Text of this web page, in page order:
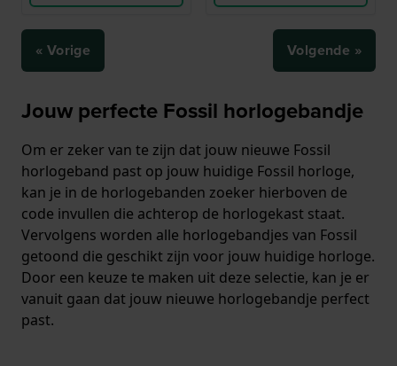
« Vorige Volgende »
Jouw perfecte Fossil horlogebandje
Om er zeker van te zijn dat jouw nieuwe Fossil
horlogeband past op jouw huidige Fossil horloge,
kan je in de horlogebanden zoeker hierboven de
code invullen die achterop de horlogekast staat.
Vervolgens worden alle horlogebandjes van Fossil
getoond die geschikt zijn voor jouw huidige horloge.
Door een keuze te maken uit deze selectie, kan je er
vanuit gaan dat jouw nieuwe horlogebandje perfect
past.